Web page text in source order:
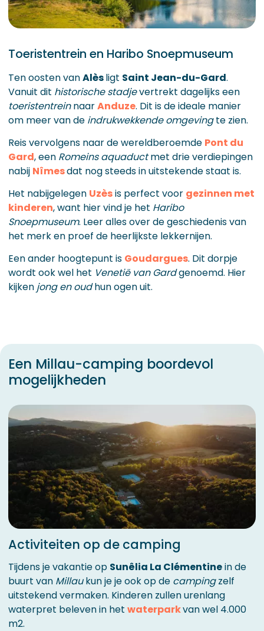
Toeristentrein en Haribo Snoepmuseum
Ten oosten vanAlèsligt Saint Jean-du-Gard.
Vanuit dit historische stadjevertrekt dagelijks een
toeristentreinnaarAnduze. Dit is de ideale manier
om meer van de indrukwekkende omgevingte zien.
Reis vervolgens naar de wereldberoemde Pont du
Gard, een Romeins aquaductmet drie verdiepingen
nabij Nîmesdat nog steeds in uitstekende staat is.
Het nabijgelegen Uzèsis perfect voor gezinnen met
kinderen, want hier vind je het Haribo
Snoepmuseum. Leer alles over de geschiedenis van
het merk en proef de heerlijkste lekkernijen.
Een ander hoogtepunt is Goudargues. Dit dorpje
wordt ook wel het Venetië van Gardgenoemd. Hier
kijken jong en oudhun ogen uit.
Een Millau-camping boordevol
mogelijkheden
Activiteiten op de camping
Tijdens je vakantie op Sunêlia La Clémentinein de
buurt van Millaukun je je ook op de campingzelf
uitstekend vermaken. Kinderen zullen urenlang
waterpret beleven in het waterparkvan wel 4.000
m2.